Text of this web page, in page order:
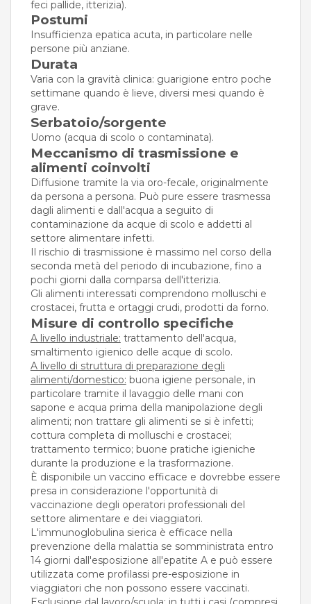
feci pallide, itterizia).
Postumi
Insufficienza epatica acuta, in particolare nelle
persone più anziane.
Durata
Varia con la gravità clinica: guarigione entro poche
settimane quando è lieve, diversi mesi quando è
grave.
Serbatoio/sorgente
Uomo (acqua di scolo o contaminata).
Meccanismo di trasmissione e
alimenti coinvolti
Diffusione tramite la via oro-fecale, originalmente
da persona a persona. Può pure essere trasmessa
dagli alimenti e dall'acqua a seguito di
contaminazione da acque di scolo e addetti al
settore alimentare infetti.
Il rischio di trasmissione è massimo nel corso della
seconda metà del periodo di incubazione, fino a
pochi giorni dalla comparsa dell'itterizia.
Gli alimenti interessati comprendono molluschi e
crostacei, frutta e ortaggi crudi, prodotti da forno.
Misure di controllo specifiche
A livello industriale: trattamento dell'acqua,
smaltimento igienico delle acque di scolo.
A livello di struttura di preparazione degli
alimenti/domestico: buona igiene personale, in
particolare tramite il lavaggio delle mani con
sapone e acqua prima della manipolazione degli
alimenti; non trattare gli alimenti se si è infetti;
cottura completa di molluschi e crostacei;
trattamento termico; buone pratiche igieniche
durante la produzione e la trasformazione.
È disponibile un vaccino efficace e dovrebbe essere
presa in considerazione l'opportunità di
vaccinazione degli operatori professionali del
settore alimentare e dei viaggiatori.
L'immunoglobulina sierica è efficace nella
prevenzione della malattia se somministrata entro
14 giorni dall'esposizione all'epatite A e può essere
utilizzata come profilassi pre-esposizione in
viaggiatori che non possono essere vaccinati.